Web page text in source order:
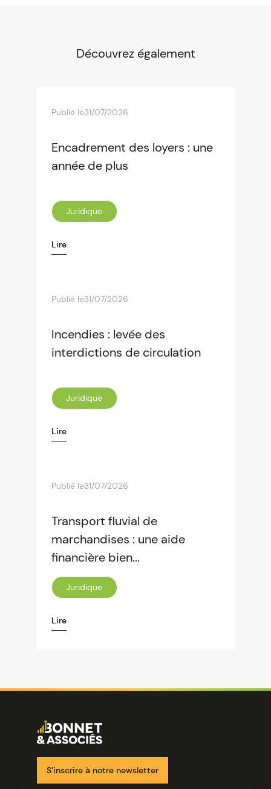
Découvrez également
Publié le31/07/2026
Encadrement des loyers : une
année de plus
Juridique
Lire
Publié le31/07/2026
Incendies : levée des
interdictions de circulation
Juridique
Lire
Publié le31/07/2026
Transport fluvial de
marchandises : une aide
financière bien...
Juridique
Lire
Image
S’inscrire à notre newsletter